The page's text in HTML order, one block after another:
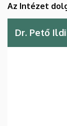
Az Intézet
Dr. Pető